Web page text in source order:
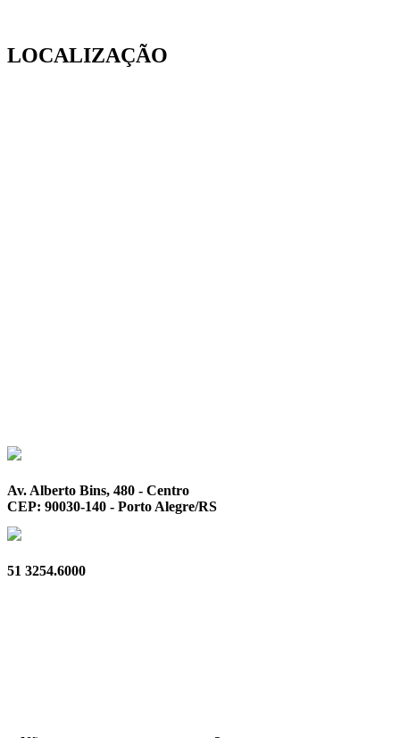
LOCALIZAÇÃO
Av. Alberto Bins, 480 - Centro
CEP: 90030-140 - Porto Alegre/RS
51 3254.6000